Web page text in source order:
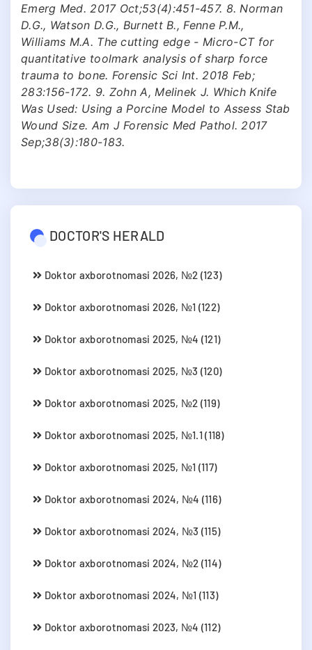
Emerg Med. 2017 Oct;53(4):451-457. 8. Norman
D.G., Watson D.G., Burnett B., Fenne P.M.,
Williams M.A. The cutting edge - Micro-CT for
quantitative toolmark analysis of sharp force
trauma to bone. Forensic Sci Int. 2018 Feb;
283:156-172. 9. Zohn A, Melinek J. Which Knife
Was Used: Using a Porcine Model to Assess Stab
Wound Size. Am J Forensic Med Pathol. 2017
Sep;38(3):180-183.
DOCTOR'S HERALD
Doktor axborotnomasi 2026, №2 (123)
Doktor axborotnomasi 2026, №1 (122)
Doktor axborotnomasi 2025, №4 (121)
Doktor axborotnomasi 2025, №3 (120)
Doktor axborotnomasi 2025, №2 (119)
Doktor axborotnomasi 2025, №1.1 (118)
Doktor axborotnomasi 2025, №1 (117)
Doktor axborotnomasi 2024, №4 (116)
Doktor axborotnomasi 2024, №3 (115)
Doktor axborotnomasi 2024, №2 (114)
Doktor axborotnomasi 2024, №1 (113)
Doktor axborotnomasi 2023, №4 (112)